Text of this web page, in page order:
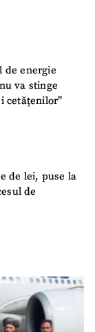
de energie
va stinge
cetățenilor”
de lei, puse la
de